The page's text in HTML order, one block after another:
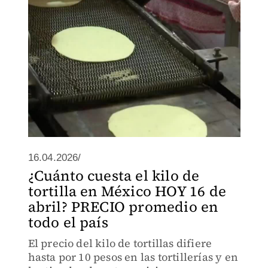
16.04.2026/
¿Cuánto cuesta el kilo de
tortilla en México HOY 16 de
abril? PRECIO promedio en
todo el país
El precio del kilo de tortillas difiere
hasta por 10 pesos en las tortillerías y en